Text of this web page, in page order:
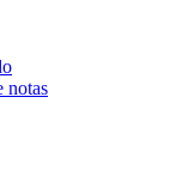
notas